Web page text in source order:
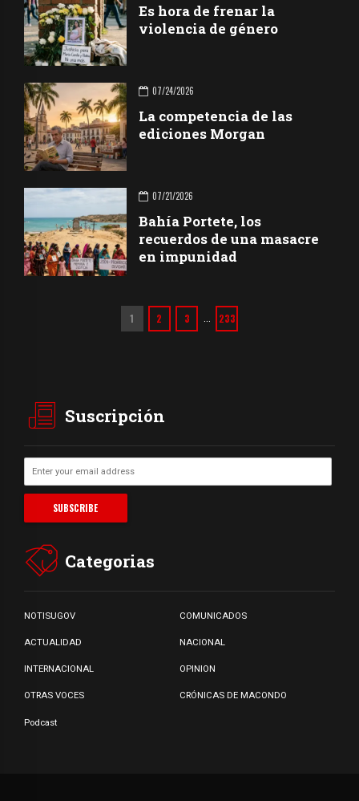
Es hora de frenar la
violencia de género
07/24/2026
La competencia de las
ediciones Morgan
07/21/2026
Bahía Portete, los
recuerdos de una masacre
en impunidad
1 2 3 233
Suscripción
Categorias
NOTISUGOV COMUNICADOS
ACTUALIDAD NACIONAL
INTERNACIONAL OPINION
OTRAS VOCES CRÓNICAS DE MACONDO
Podcast